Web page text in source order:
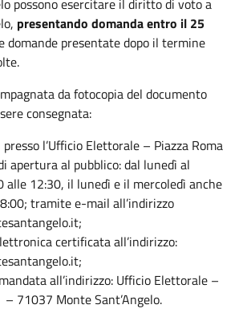
possono esercitare il diritto di voto a
presentando domanda entro il 25
domande presentate dopo il termine
da fotocopia del documento
consegnata:
l’Ufficio Elettorale – Piazza Roma
apertura al pubblico: dal lunedì al
alle 12:30, il lunedì e il mercoledì anche
tramite e-mail all’indirizzo
certificata all’indirizzo:
all’indirizzo: Ufficio Elettorale –
– 71037 Monte Sant’Angelo.